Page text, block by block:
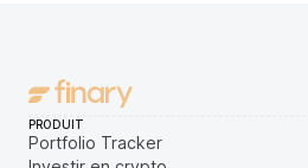
PRODUIT
Portfolio Tracker